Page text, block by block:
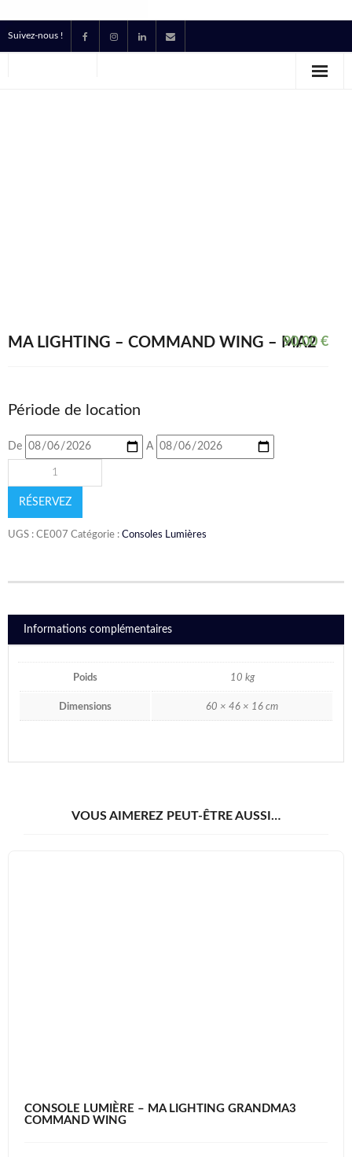
Suivez-nous !
MA LIGHTING – COMMAND WING – MA2
90,00 €
Période de location
De A
RÉSERVEZ
UGS : CE007 Catégorie : Consoles Lumières
Informations complémentaires
Poids 10 kg
Dimensions 60 × 46 × 16 cm
VOUS AIMEREZ PEUT-ÊTRE AUSSI…
CONSOLE LUMIÈRE – MA LIGHTING GRANDMA3
COMMAND WING